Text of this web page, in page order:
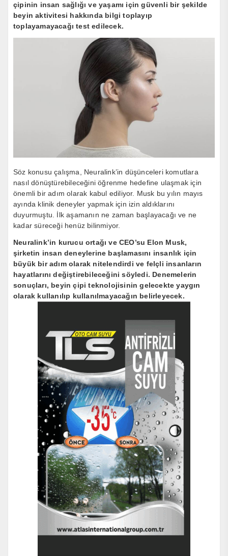
çipinin insan sağlığı ve yaşamı için güvenli bir şekilde
beyin aktivitesi hakkında bilgi toplayıp
toplayamayacağı test edilecek.
Söz konusu çalışma, Neuralink’in düşünceleri komutlara
nasıl dönüştürebileceğini öğrenme hedefine ulaşmak için
önemli bir adım olarak kabul ediliyor. Musk bu yılın mayıs
ayında klinik deneyler yapmak için izin aldıklarını
duyurmuştu. İlk aşamanın ne zaman başlayacağı ve ne
kadar süreceği henüz bilinmiyor.
Neuralink’in kurucu ortağı ve CEO’su Elon Musk,
şirketin insan deneylerine başlamasını insanlık için
büyük bir adım olarak nitelendirdi ve felçli insanların
hayatlarını değiştirebileceğini söyledi. Denemelerin
sonuçları, beyin çipi teknolojisinin gelecekte yaygın
olarak kullanılıp kullanılmayacağın belirleyecek.